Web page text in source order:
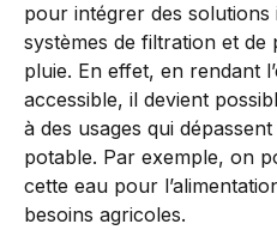
pour intégrer des solutions
systèmes de filtration et de
pluie. En effet, en rendant
accessible, il devient
à des usages qui
potable. Par exemple, on
cette eau pour
besoins agricoles.